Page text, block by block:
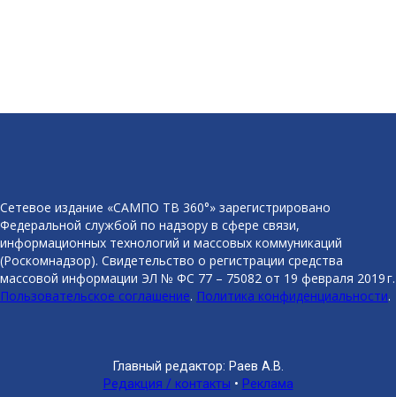
Сетевое издание «САМПО ТВ 360°» зарегистрировано
Федеральной службой по надзору в сфере связи,
информационных технологий и массовых коммуникаций
(Роскомнадзор). Свидетельство о регистрации средства
массовой информации ЭЛ № ФС 77 – 75082 от 19 февраля 2019 г.
Пользовательское соглашение. Политика конфиденциальности.
Главный редактор: Раев А.В.
Редакция / контакты • Реклама